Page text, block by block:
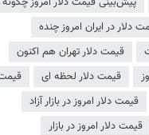
دلار در ایران امروز چنده
قیمت دلار تهران هم اکنون
قیمت دلار لحظه ای
قیمت
قیمت دلار امروز در بازار آزاد
قیمت دلار امروز در بازار